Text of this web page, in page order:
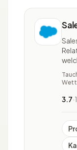
3.7·